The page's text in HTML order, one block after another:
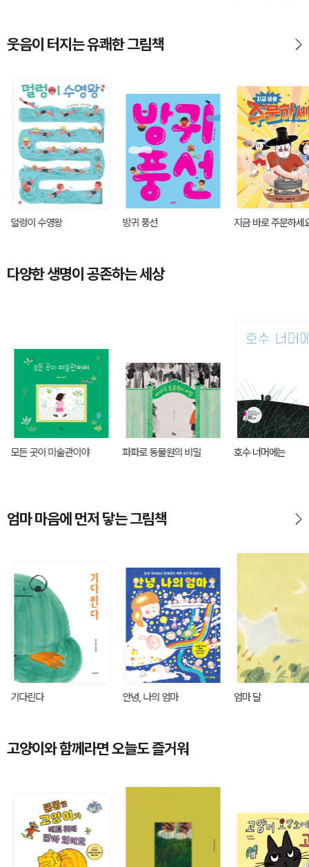
웃음이 터지는 유쾌한 그림책
덜렁이 수영왕 방귀 풍선 지금 바로 주문하세
다양한 생명이 공존하는 세상
모든 곳이 미술관이야 파파로 동물원의 비밀 호수 너머에는
엄마 마음에 먼저 닿는 그림책
기다린다 안녕, 나의 엄마 엄마 달
고양이와 함께라면 오늘도 즐거워